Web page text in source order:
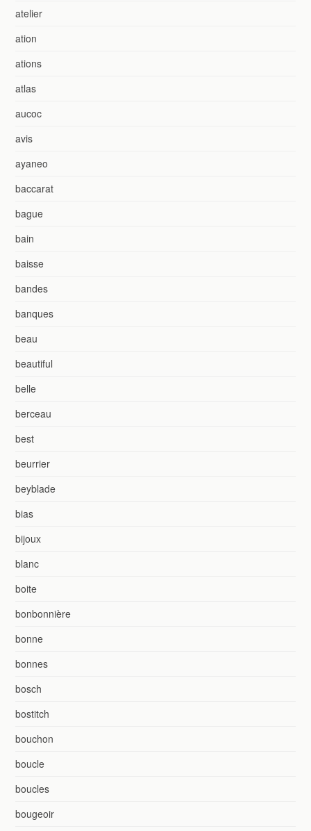
atelier
ation
ations
atlas
aucoc
avis
ayaneo
baccarat
bague
bain
baisse
bandes
banques
beau
beautiful
belle
berceau
best
beurrier
beyblade
bias
bijoux
blanc
boite
bonbonnière
bonne
bonnes
bosch
bostitch
bouchon
boucle
boucles
bougeoir